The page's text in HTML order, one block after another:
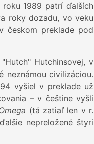
1989 patrí ďalších
roky dozadu, vo veku
preklade pod
Hutchinsovej, v
neznámou civilizáciou.
vyšiel v preklade už
– v češtine vyšli
(tá zatiaľ len v r.
nepreložené štyri